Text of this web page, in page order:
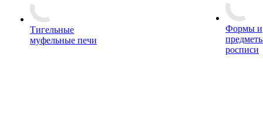
Тигельные
муфельные печи
Формы и
росписи